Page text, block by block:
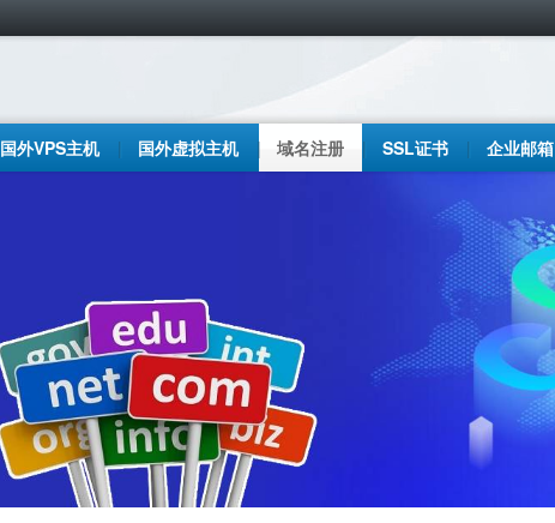
国外VPS主机 国外虚拟主机 域名注册 SSL证书 企业邮箱